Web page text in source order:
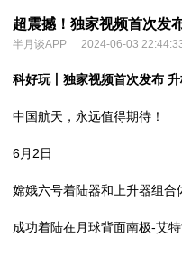
超震撼！独家视频首次发
半月谈APP 2024-06-03
科好玩丨独家视频首次发布
中国航天，永远值得期待！
6月2日
嫦娥六号着陆器和上升器组合
成功着陆在月球背面南极-艾